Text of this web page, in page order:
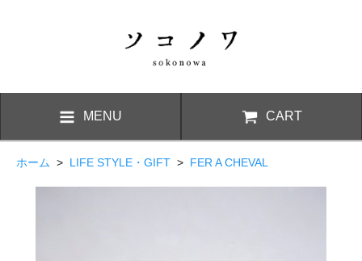
MENU CART
ホーム > LIFE STYLE・GIFT > FER A CHEVAL